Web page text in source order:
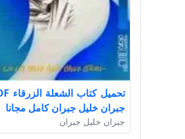
جبران خليل جبران كامل مجانا
جبران خليل جبران